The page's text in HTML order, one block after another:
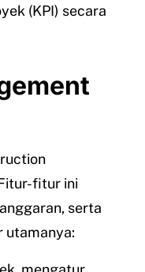
(KPI) secara
fitur ini
serta
utamanya: